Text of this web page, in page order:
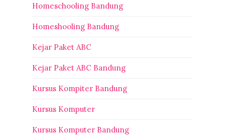
Homeschooling Bandung
Homeshooling Bandung
Kejar Paket ABC
Kejar Paket ABC Bandung
Kursus Kompiter Bandung
Kursus Komputer
Kursus Komputer Bandung